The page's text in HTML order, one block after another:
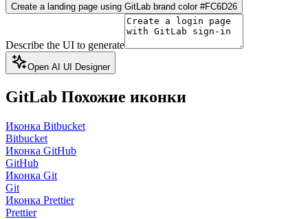
Create a landing page using GitLab brand color #FC6D26
Describe the UI to generate
Open AI UI Designer
GitLab Похожие иконки
Иконка Bitbucket
Bitbucket
Иконка GitHub
GitHub
Иконка Git
Git
Иконка Prettier
Prettier